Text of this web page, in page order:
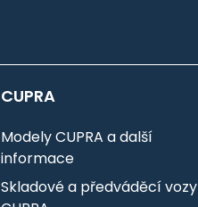
CUPRA
Modely CUPRA a další
informace
Skladové a předváděcí vozy